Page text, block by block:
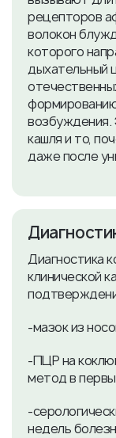
рецепторов
волокон
которого
дыхательный
возбуждения.
кашля и то,
даже после
Диагностика
клинической
-мазок из
-ПЦР на
метод в
-
недель